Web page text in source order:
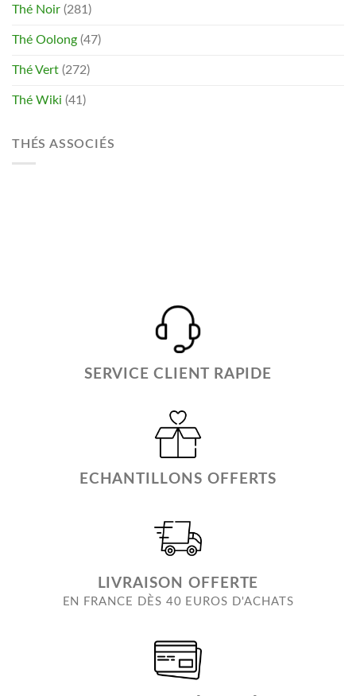
Thé Noir (281)
Thé Oolong (47)
Thé Vert (272)
Thé Wiki (41)
THÉS ASSOCIÉS
SERVICE CLIENT RAPIDE
ECHANTILLONS OFFERTS
LIVRAISON OFFERTE
EN FRANCE DÈS 40 EUROS D'ACHATS